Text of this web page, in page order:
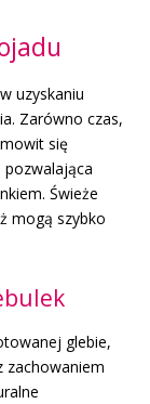
uzyskaniu
Zarówno czas,
się
pozwalająca
Świeże
mogą szybko
glebie,
zachowaniem